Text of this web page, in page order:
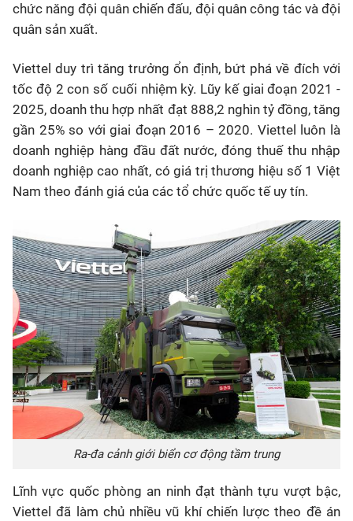
chức năng đội quân chiến đấu, đội quân công tác và đội
quân sản xuất.
Viettel duy trì tăng trưởng ổn định, bứt phá về đích với
tốc độ 2 con số cuối nhiệm kỳ. Lũy kế giai đoạn 2021 -
2025, doanh thu hợp nhất đạt 888,2 nghìn tỷ đồng, tăng
gần 25% so với giai đoạn 2016 – 2020. Viettel luôn là
doanh nghiệp hàng đầu đất nước, đóng thuế thu nhập
doanh nghiệp cao nhất, có giá trị thương hiệu số 1 Việt
Nam theo đánh giá của các tổ chức quốc tế uy tín.
Ra-đa cảnh giới biển cơ động tầm trung
Lĩnh vực quốc phòng an ninh đạt thành tựu vượt bậc,
Viettel đã làm chủ nhiều vũ khí chiến lược theo đề án